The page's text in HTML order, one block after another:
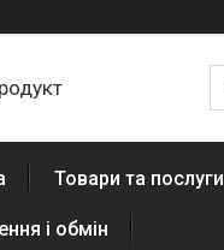
Товари та послуги
і обмін